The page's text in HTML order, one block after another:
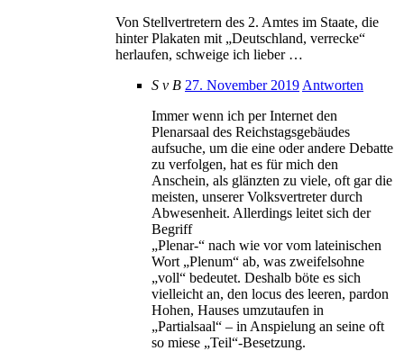
Von Stellvertretern des 2. Amtes im Staate, die
hinter Plakaten mit „Deutschland, verrecke“
herlaufen, schweige ich lieber …
S v B 27. November 2019 Antworten
Immer wenn ich per Internet den
Plenarsaal des Reichstagsgebäudes
aufsuche, um die eine oder andere Debatte
zu verfolgen, hat es für mich den
Anschein, als glänzten zu viele, oft gar die
meisten, unserer Volksvertreter durch
Abwesenheit. Allerdings leitet sich der
Begriff
„Plenar-“ nach wie vor vom lateinischen
Wort „Plenum“ ab, was zweifelsohne
„voll“ bedeutet. Deshalb böte es sich
vielleicht an, den locus des leeren, pardon
Hohen, Hauses umzutaufen in
„Partialsaal“ – in Anspielung an seine oft
so miese „Teil“-Besetzung.